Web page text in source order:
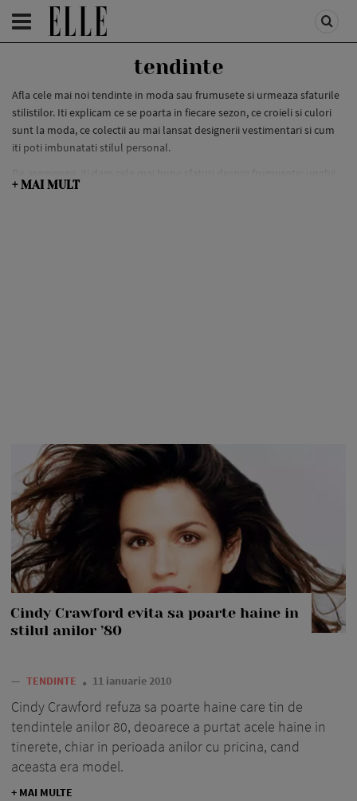
HOMEPAGE /FASHION
tendinte
Afla cele mai noi tendinte in moda sau frumusete si urmeaza sfaturile
stilistilor. Iti explicam ce se poarta in fiecare sezon, ce croieli si culori
sunt la moda, ce colectii au mai lansat designerii vestimentari si cum
iti poti imbunatati stilul personal.
par, ten, machiaj si care sunt culorile si formele la moda si trucuri utile
+ MAI MULT
Cindy Crawford evita sa poarte haine in
stilul anilor ’80
— TENDINTE 11 ianuarie 2010
Cindy Crawford refuza sa poarte haine care tin de
tendintele anilor 80, deoarece a purtat acele haine in
tinerete, chiar in perioada anilor cu pricina, cand
aceasta era model.
+ MAI MULTE